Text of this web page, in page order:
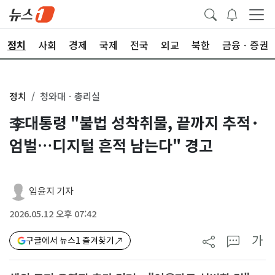
정치 사회 경제 국제 전국 외교 북한 금융ㆍ증권
정치 청와대ㆍ총리실
李대통령 "불법 성착취물, 끝까지 추적·
엄벌…디지털 흔적 남는다" 경고
임윤지 기자
2026.05.12 오후 07:42
구글에서 뉴스1 즐겨찾기 가